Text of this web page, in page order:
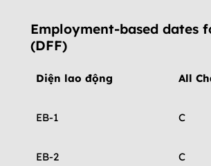
Employment-based dates
(DFF)
Diện lao động All
EB-1 C
EB-2 C